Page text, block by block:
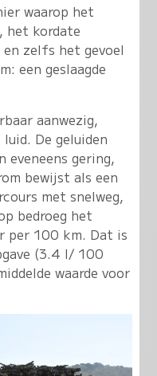
waarop het
het kordate
zelfs het gevoel
een geslaagde
aanwezig,
De geluiden
eveneens gering,
bewijst als een
met snelweg,
bedroeg het
per 100 km. Dat is
(3.4 l/ 100
waarde voor